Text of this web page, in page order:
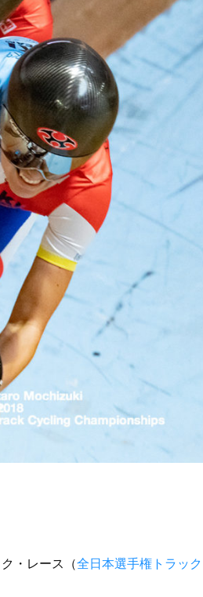
・レース（全日本選手権トラック